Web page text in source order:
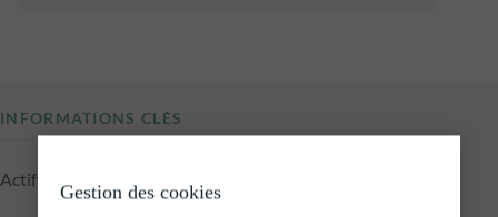
INFORMATIONS CLÉS
Actif net du fonds au 06.08.2026
Gestion des cookies